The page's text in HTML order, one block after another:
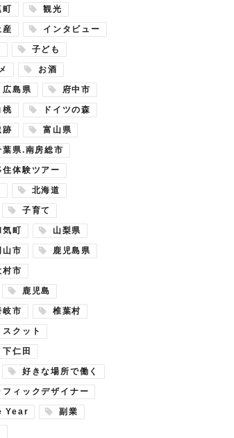
町 観光
産 インタビュー
子ども
お酒
広島県 府中市
桃 ドイツの森
跡 富山県
葉県.南房総市
住体験ツアー
北海道
子育て
気町 山梨県
山市 鹿児島県
村市
鹿児島
岐市 椎葉村
スクット
下仁田
好きな場所で働く
フィックデザイナー
Year 副業